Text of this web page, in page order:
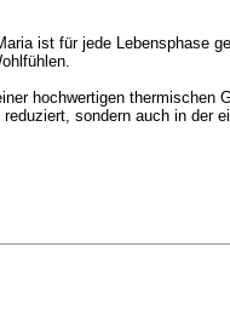
ist für jede Lebensphase
hochwertigen thermischen
sondern auch in der